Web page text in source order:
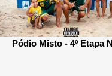
Pódio Misto - 4º Etapa